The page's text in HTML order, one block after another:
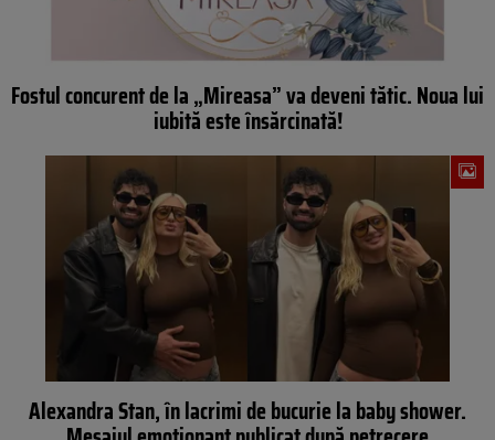
Fostul concurent de la „Mireasa” va deveni tătic. Noua lui
iubită este însărcinată!
Alexandra Stan, în lacrimi de bucurie la baby shower.